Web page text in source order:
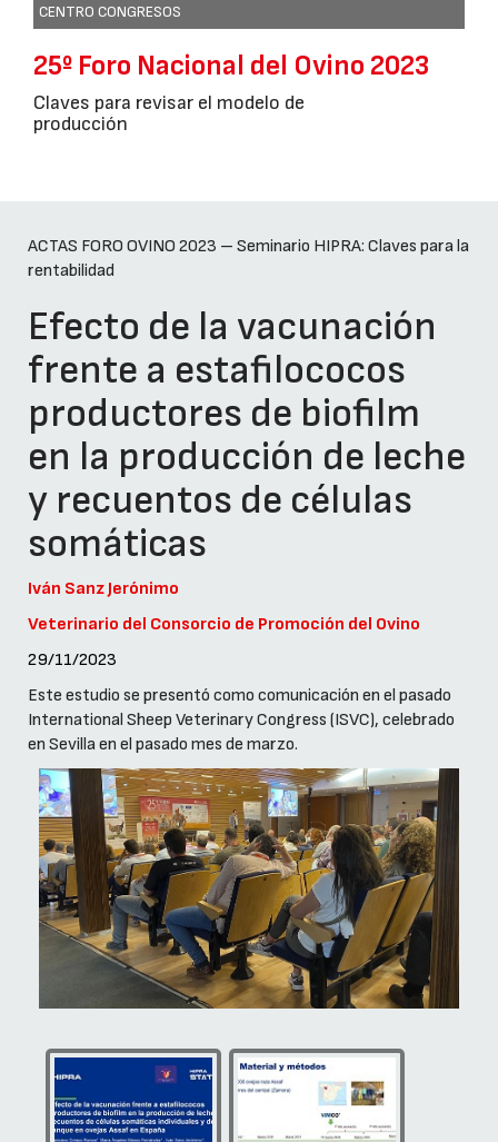
CENTRO CONGRESOS
25º Foro Nacional del Ovino 2023
Claves para revisar el modelo de
producción
ACTAS FORO OVINO 2023 – Seminario HIPRA: Claves para la
rentabilidad
Efecto de la vacunación
frente a estafilococos
productores de biofilm
en la producción de leche
y recuentos de células
somáticas
Iván Sanz Jerónimo
Veterinario del Consorcio de Promoción del Ovino
29/11/2023
Este estudio se presentó como comunicación en el pasado
International Sheep Veterinary Congress (ISVC), celebrado
en Sevilla en el pasado mes de marzo.